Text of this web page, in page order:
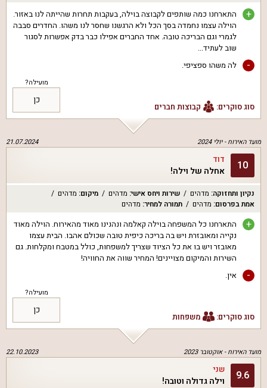
+
התארחנו כמה שותפים לקבוצה בוילה, בעקבות תחרות שהייתה לנו באזור.
הוילה עצמו נחמדה בסך הכל ולא הרגשנו שחסר לנו משהו. החדרים סבבה
לגמרי וגם הבריכה טובה. אחד החברים אפילו כבר בדק אפשרות לסגור
שוב לעתיד...
- לה משהו ספציפי.
סוג סוקרים: קבוצות חברים
מועילה?
כן
מועד האירוח -יולי 2024 21.07.2024
10 דוד
אחלה של וילה!
נקיון ותחזוקה: מדהים שירות ויחס אישי: מדהים מיקום: מדהים
אמת בפרסום: מדהים תמורה למחיר: מדהים
+
התארחנו כל המשפחה בוילה קאלמה ונהנינו מאוד מהאירוח. הוילה מאוד
נקייה ומאובזרת ויש בה בריכה כיפית טובה שכולם אהבו. הבית עצמו
מאובזר ויש בו את כל הציוד שצריך למשפחות, כולל במטבח ומקלחות. גם
השירות והמיקום מצויינים! המחיר שווה את החוויה!
- אין.
סוג סוקרים: משפחות
מועילה?
כן
מועד האירוח -אוקטובר 2023 22.10.2023
9.6 שני
וילה גדולה וטובה!